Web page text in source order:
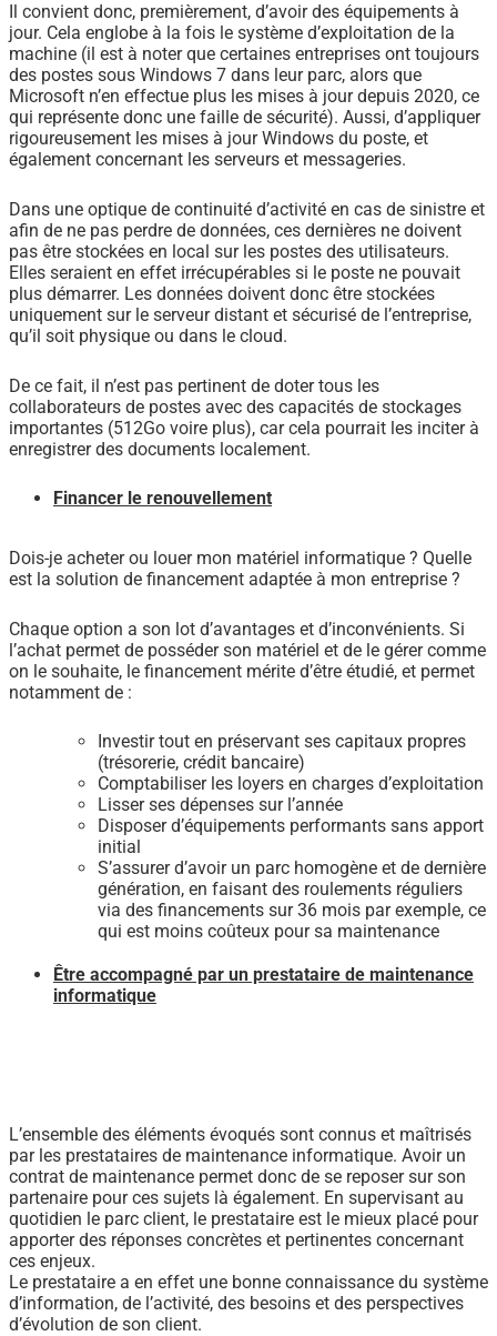
Il convient donc, premièrement, d’avoir des équipements à
jour. Cela englobe à la fois le système d’exploitation de la
machine (il est à noter que certaines entreprises ont toujours
des postes sous Windows 7 dans leur parc, alors que
Microsoft n’en effectue plus les mises à jour depuis 2020, ce
qui représente donc une faille de sécurité). Aussi, d’appliquer
rigoureusement les mises à jour Windows du poste, et
également concernant les serveurs et messageries.
Dans une optique de continuité d’activité en cas de sinistre et
afin de ne pas perdre de données, ces dernières ne doivent
pas être stockées en local sur les postes des utilisateurs.
Elles seraient en effet irrécupérables si le poste ne pouvait
plus démarrer. Les données doivent donc être stockées
uniquement sur le serveur distant et sécurisé de l’entreprise,
qu’il soit physique ou dans le cloud.
De ce fait, il n’est pas pertinent de doter tous les
collaborateurs de postes avec des capacités de stockages
importantes (512Go voire plus), car cela pourrait les inciter à
enregistrer des documents localement.
Financer le renouvellement
Dois-je acheter ou louer mon matériel informatique ? Quelle
est la solution de financement adaptée à mon entreprise ?
Chaque option a son lot d’avantages et d’inconvénients. Si
l’achat permet de posséder son matériel et de le gérer comme
on le souhaite, le financement mérite d’être étudié, et permet
notamment de :
Investir tout en préservant ses capitaux propres
(trésorerie, crédit bancaire)
Comptabiliser les loyers en charges d’exploitation
Lisser ses dépenses sur l’année
Disposer d’équipements performants sans apport
initial
S’assurer d’avoir un parc homogène et de dernière
génération, en faisant des roulements réguliers
via des financements sur 36 mois par exemple, ce
qui est moins coûteux pour sa maintenance
Être accompagné par un prestataire de maintenance
informatique
L’ensemble des éléments évoqués sont connus et maîtrisés
par les prestataires de maintenance informatique. Avoir un
contrat de maintenance permet donc de se reposer sur son
partenaire pour ces sujets là également. En supervisant au
quotidien le parc client, le prestataire est le mieux placé pour
apporter des réponses concrètes et pertinentes concernant
ces enjeux.
Le prestataire a en effet une bonne connaissance du système
d’information, de l’activité, des besoins et des perspectives
d’évolution de son client.